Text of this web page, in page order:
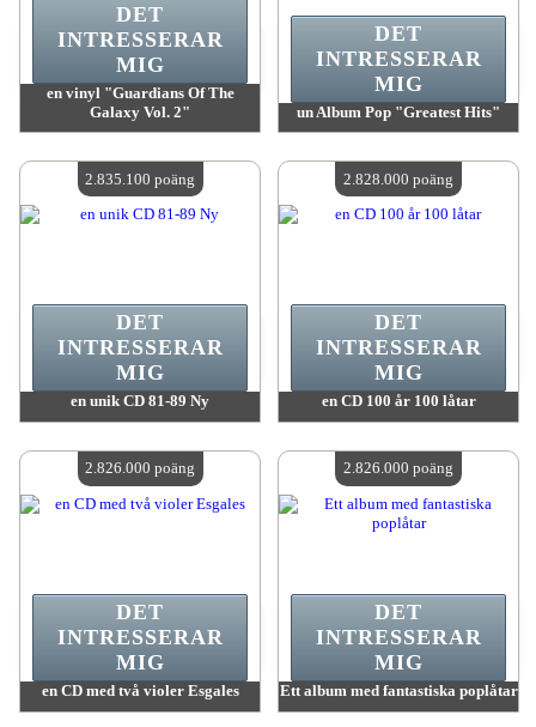
en vinyl "Guardians Of The
Galaxy Vol. 2"
Antal tillgängliga:4
DET
INTRESSERAR
MIG
un Album Pop "Greatest Hits"
Antal tillgängliga:4
DET
INTRESSERAR
MIG
en unik CD 81-89 Ny
Antal tillgängliga:4
DET
INTRESSERAR
MIG
2.835.100 poäng
en CD 100 år 100 låtar
Antal tillgängliga:4
DET
INTRESSERAR
MIG
2.828.000 poäng
en CD med två violer Esgales
DET
INTRESSERAR
MIG
2.826.000 poäng
Ett album med fantastiska poplåtar
DET
INTRESSERAR
MIG
2.826.000 poäng